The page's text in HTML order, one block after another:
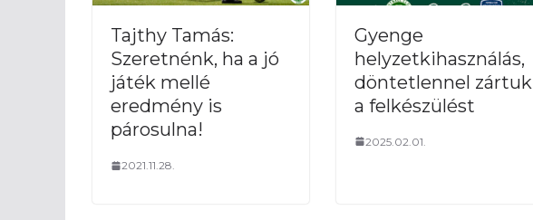
Tajthy Tamás:
Szeretnénk, ha a jó
játék mellé
eredmény is
párosulna!
2021.11.28.
Gyenge
helyzetkihasználás,
döntetlennel zártuk
a felkészülést
2025.02.01.